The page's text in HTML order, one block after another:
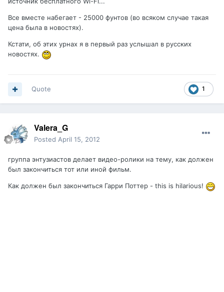
Все вместе набегает - 25000 фунтов (во всяком случае такая
цена была в новостях).
Кстати, об этих урнах я в первый раз услышал в русских
новостях.
1
Quote
Valera_G
Posted April 15, 2012
группа энтузиастов делает видео-ролики на тему, как должен
был закончиться тот или иной фильм.
Как должен был закончиться Гарри Поттер - this is hilarious!